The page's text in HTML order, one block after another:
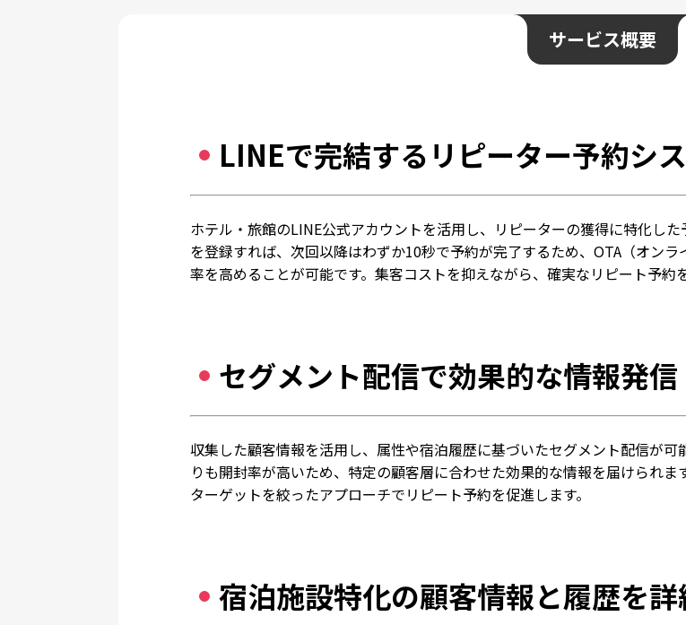
サービス概要
LINEで完結するリピーター予約シ
ホテル・旅館のLINE公式アカウントを活用し、リピーターの獲得に特化し
を登録すれば、次回以降はわずか10秒で予約が完了するため、OTA（オン
率を高めることが可能です。集客コストを抑えながら、確実なリピート予約
セグメント配信で効果的な情報発信
収集した顧客情報を活用し、属性や宿泊履歴に基づいたセグメント配信が
りも開封率が高いため、特定の顧客層に合わせた効果的な情報を届けられま
ターゲットを絞ったアプローチでリピート予約を促進します。
宿泊施設特化の顧客情報と履歴を